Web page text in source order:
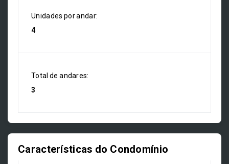
Unidades por andar:
4
Total de andares:
3
Características do Condomínio